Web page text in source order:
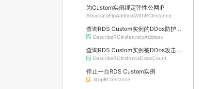
为Custom实例绑定弹性公网IP
AssociateEipAddressWithRCInstance
查询RDS Custom实例的DDos防护信息及所属原生防护实例的详情
DescribeRCInstanceIpAddress
查询RDS Custom实例被DDos攻击的数量
DescribeRCInstanceDdosCount
停止一台RDS Custom实例
StopRCInstance